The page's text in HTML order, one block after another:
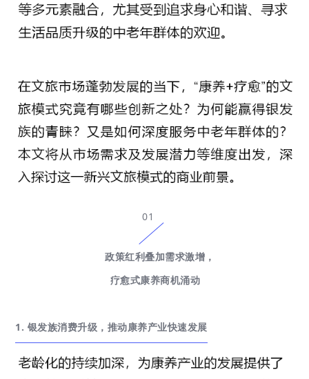
01
政策红利叠加需求激增，
疗愈式康养商机涌动
1. 银发族消费升级，推动康养产业快速发展